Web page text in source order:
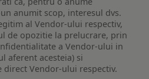
anumit scop, interesul dvs.
al Vendor-ului respectiv,
de opozitie la prelucrare, prin
a Vendor-ului in
aferent acesteia) si
Vendor-ului respectiv.